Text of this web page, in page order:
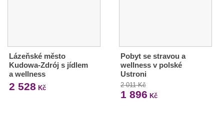
Lázeňské město
Kudowa-Zdrój s jídlem
a wellness
2 528 Kč
Pobyt se stravou a
wellness v polské
Ustroni
2 011 Kč
1 896 Kč